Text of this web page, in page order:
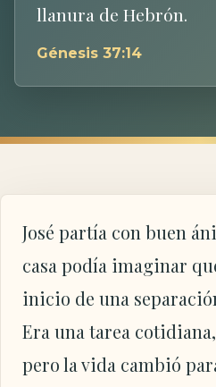
llanura de Hebrón.
Génesis 37:14
José partía con buen
casa podía imaginar
inicio de una
Era una tarea
pero la vida cambió